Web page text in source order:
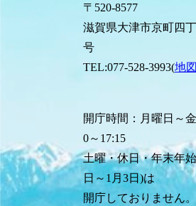
〒520-8577
滋賀県大津市京町四
号
TEL:077-528-3993(地図
開庁時間：月曜日～
0～17:15
土曜・休日・年末年
日～1月3日)は
開庁しておりません。